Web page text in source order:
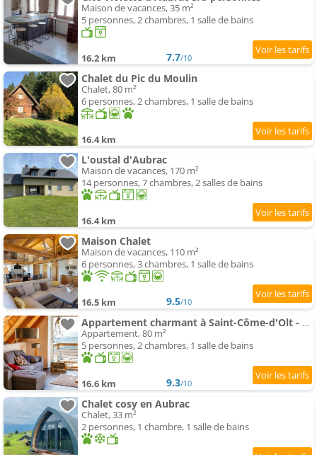
Maison de vacances, 35 m²
5 personnes, 2 chambres, 1 salle de bains
16.2 km 7.7/10
Chalet du Pic du Moulin
Chalet, 80 m²
6 personnes, 2 chambres, 1 salle de bains
16.4 km
L'oustal d'Aubrac
Maison de vacances, 170 m²
14 personnes, 7 chambres, 2 salles de bains
16.4 km
Maison Chalet
Maison de vacances, 110 m²
6 personnes, 3 chambres, 1 salle de bains
16.5 km 9.5/10
Appartement charmant à Saint-Côme-d'Olt - 80 m² avec balconc
Appartement, 80 m²
5 personnes, 2 chambres, 1 salle de bains
16.6 km 9.3/10
Chalet cosy en Aubrac
Chalet, 33 m²
2 personnes, 1 chambre, 1 salle de bains